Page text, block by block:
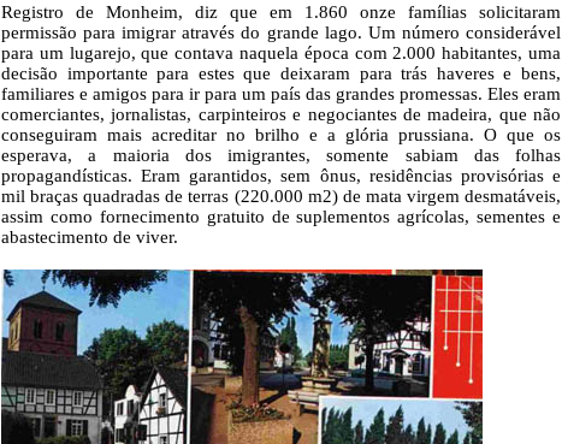
Registro de Monheim, diz que em 1.860 onze famílias solicitaram
permissão para imigrar através do grande lago. Um número considerável
para um lugarejo, que contava naquela época com 2.000 habitantes, uma
decisão importante para estes que deixaram para trás haveres e bens,
familiares e amigos para ir para um país das grandes promessas. Eles eram
comerciantes, jornalistas, carpinteiros e negociantes de madeira, que não
conseguiram mais acreditar no brilho e a glória prussiana. O que os
esperava, a maioria dos imigrantes, somente sabiam das folhas
propagandísticas. Eram garantidos, sem ônus, residências provisórias e
mil braças quadradas de terras (220.000 m2) de mata virgem desmatáveis,
assim como fornecimento gratuito de suplementos agrícolas, sementes e
abastecimento de viver.